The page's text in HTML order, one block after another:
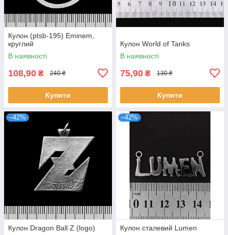
Кулон (ptsb-195) Eminem,
круглий
В наявності
108,90 ₴ 240 ₴
Купити
Кулон World of Tanks
В наявності
75,90 ₴ 130 ₴
Купити
–42%
Кулон Dragon Ball Z (logo)
–42%
Кулон сталевий Lumen